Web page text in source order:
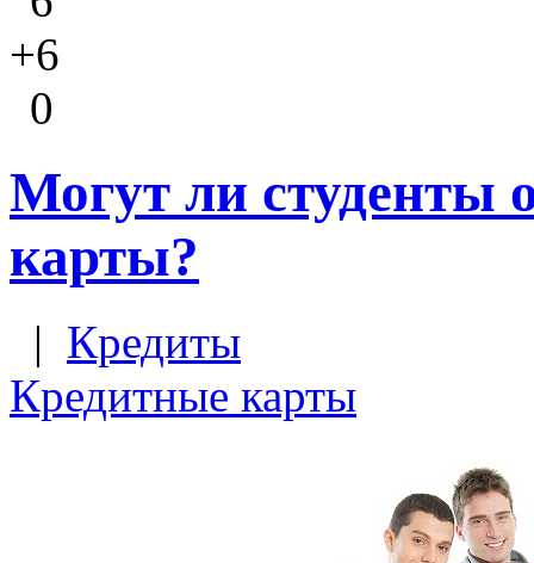
+6
0
Могут ли студенты
карты?
| Кредиты
Кредитные карты